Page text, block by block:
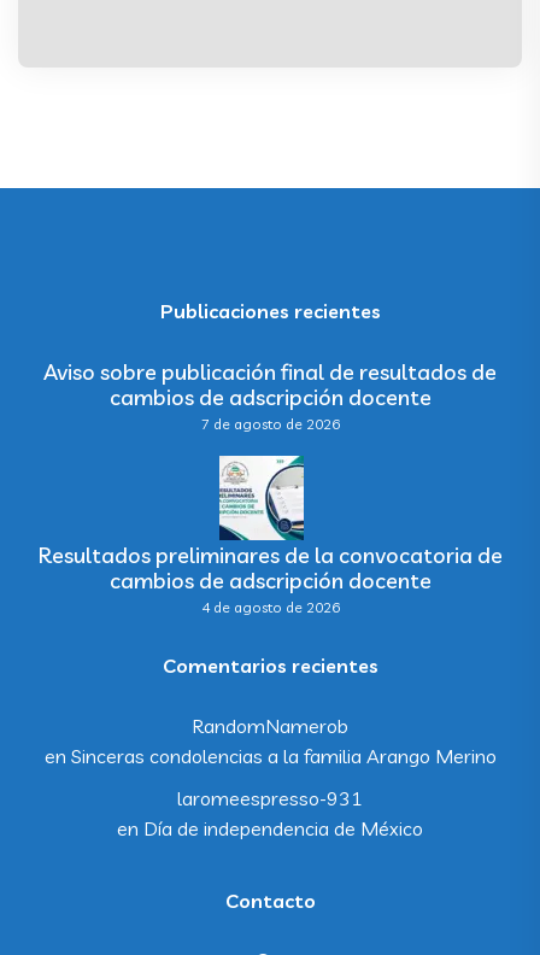
Publicaciones recientes
Aviso sobre publicación final de resultados de
cambios de adscripción docente
7 de agosto de 2026
Resultados preliminares de la convocatoria de
cambios de adscripción docente
4 de agosto de 2026
Comentarios recientes
RandomNamerob
en Sinceras condolencias a la familia Arango Merino
laromeespresso-931
en Día de independencia de México
Contacto